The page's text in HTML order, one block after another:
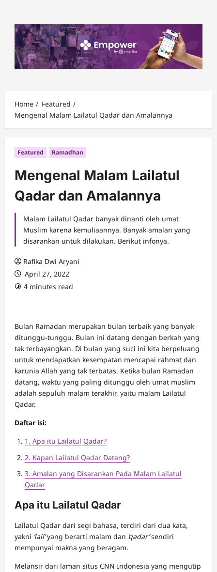
content
Home
Featured
Mengenal Malam Lailatul Qadar dan Amalannya
Featured Ramadhan
Mengenal Malam Lailatul
Qadar dan Amalannya
Malam Lailatul Qadar banyak dinanti oleh umat
Muslim karena kemuliaannya. Banyak amalan yang
disarankan untuk dilakukan. Berikut infonya.
Rafika Dwi Aryani
April 27, 2022
4 minutes read
Bulan Ramadan merupakan bulan terbaik yang banyak
ditunggu-tunggu. Bulan ini datang dengan berkah yang
tak terbayangkan. Di bulan yang suci ini kita berpeluang
untuk mendapatkan kesempatan mencapai rahmat dan
karunia Allah yang tak terbatas. Ketika bulan Ramadan
datang, waktu yang paling ditunggu oleh umat muslim
adalah sepuluh malam terakhir, yaitu malam Lailatul
Qadar.
Daftar isi:
1. Apa itu Lailatul Qadar?
2. Kapan Lailatul Qadar Datang?
3. Amalan yang Disarankan Pada Malam Lailatul
Qadar
Apa itu Lailatul Qadar
Lailatul Qadar dari segi bahasa, terdiri dari dua kata,
yakni ‘lail’yang berarti malam dan ‘qadar’sendiri
mempunyai makna yang beragam.
Melansir dari laman situs CNN Indonesia yang mengutip